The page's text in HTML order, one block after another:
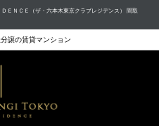
ＥＮＣＥ（ザ・六本木東京クラブレジデンス） 間取
譲の賃貸マンション